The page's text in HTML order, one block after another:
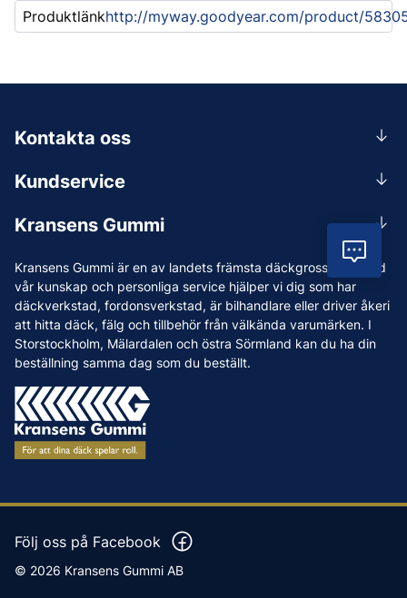
Produktlänkhttp://myway.goodyear.com/product/
Kransens Gummi är en av landets främsta däckgrossister. Med
vår kunskap och personliga service hjälper vi dig som har
däckverkstad, fordonsverkstad, är bilhandlare eller driver åkeri
att hitta däck, fälg och tillbehör från välkända varumärken. I
Storstockholm, Mälardalen och östra Sörmland kan du ha din
beställning samma dag som du beställt.
Kundservice
Leverans
Reklamation & återköp
Betalning & faktura
Köpvillkor
Vanliga frågor och svar
Kransens Gummi
Vi som jobbar på Kransens Gummi
Jobba hos oss
Nyheter
Tips & Råd
Varumärken
Våra Verkstäder
Press
Kontakta oss
0156-409 00
Mån-Tors 07.30-16:30, Fre 07.30-15.00.
Lunchstängt 12:00-12:30
Följ oss på Facebook
© 2026 Kransens Gummi AB